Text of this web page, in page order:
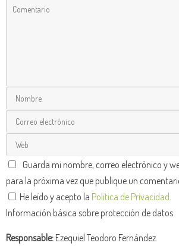
Guarda mi nombre, correo electrónico y
para la próxima vez que publique un
He leído y acepto la Política de Privacidad
Información básica sobre protección de datos
Responsable:Ezequiel Teodoro Fernández.